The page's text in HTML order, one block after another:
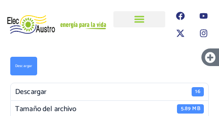
Descargar
Descargar 16
Tamaño del archivo 5.89 MB